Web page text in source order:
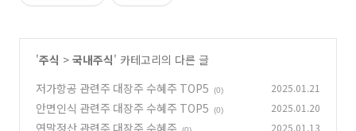
'주식 > 국내주식' 카테고리의 다른 글
저가항공 관련주 대장주 수혜주 TOP5
(0) 2025.01.21
안면인식 관련주 대장주 수혜주 TOP5 (0) 2025.01.20
연말정산 관련주 대장주 수혜주 2025.01.13